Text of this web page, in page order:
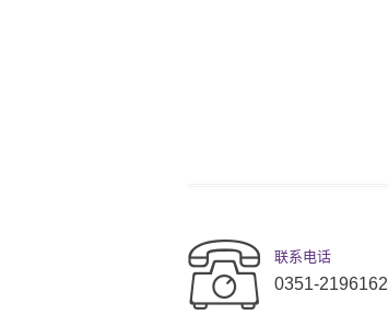
联系电话
0351-2196162